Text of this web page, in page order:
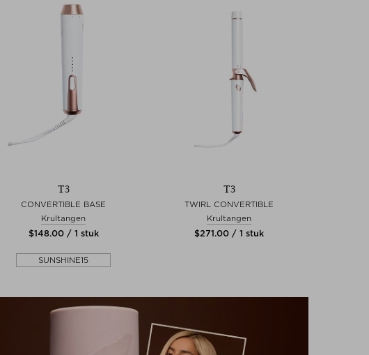
T3
CONVERTIBLE BASE
Krultangen
$‌148.00 / 1 stuk
SUNSHINE15
T3
TWIRL CONVERTIBLE
Krultangen
$‌271.00 / 1 stuk